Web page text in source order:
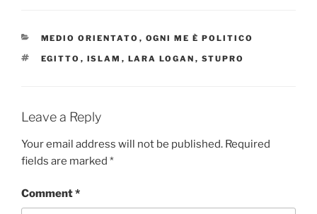
CATEGORIES
MEDIO ORIENTATO , OGNI ME È POLITICO
TAGS
EGITTO , ISLAM , LARA LOGAN , STUPRO
Leave a Reply
Your email address will not be published. Required
fields are marked *
Comment*